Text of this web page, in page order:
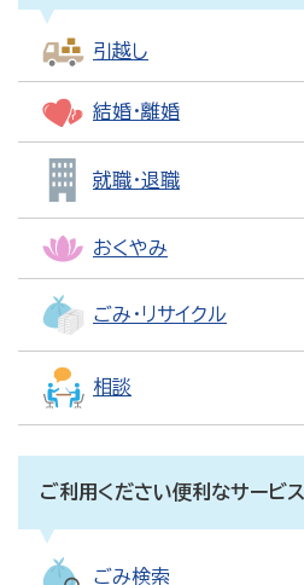
引越し
結婚・離婚
就職・退職
おくやみ
ごみ・リサイクル
相談
ご利用ください便利なサービス
ごみ検索